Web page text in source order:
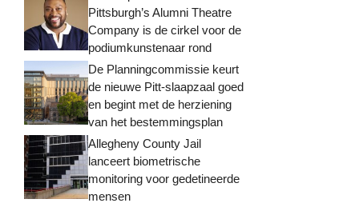
Pittsburgh’s Alumni Theatre
Company is de cirkel voor de
podiumkunstenaar rond
De Planningcommissie keurt
de nieuwe Pitt-slaapzaal goed
en begint met de herziening
van het bestemmingsplan
Allegheny County Jail
lanceert biometrische
monitoring voor gedetineerde
mensen